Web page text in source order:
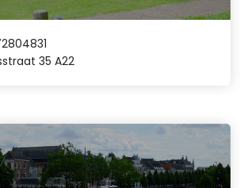
35 A22